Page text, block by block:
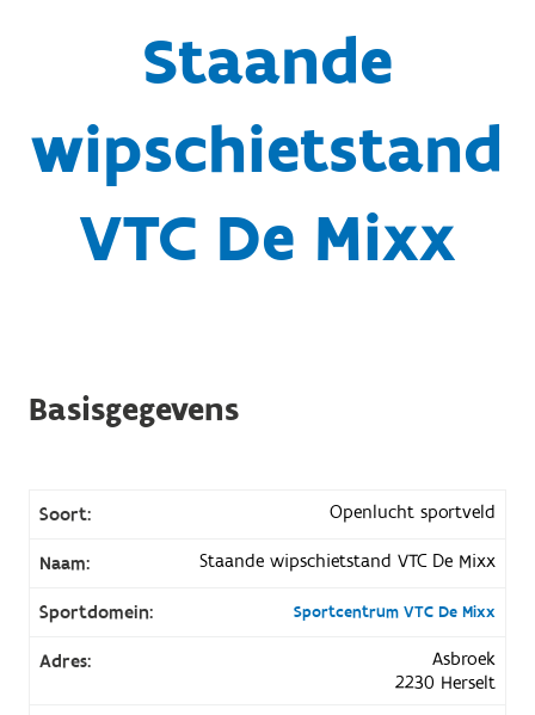
Staande
wipschietstand
VTC De Mixx
Basisgegevens
Soort: Openlucht sportveld
Naam: Staande wipschietstand VTC De Mixx
Sportdomein: Sportcentrum VTC De Mixx
Adres:
Asbroek
2230 Herselt